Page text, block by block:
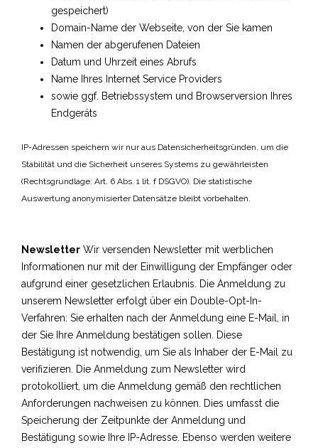
gespeichert)
Domain-Name der Webseite, von der Sie kamen
Namen der abgerufenen Dateien
Datum und Uhrzeit eines Abrufs
Name Ihres Internet Service Providers
sowie ggf. Betriebssystem und Browserversion Ihres
Endgeräts
IP-Adressen speichern wir nur aus Datensicherheitsgründen, um die
Stabilität und die Sicherheit unseres Systems zu gewährleisten
(Rechtsgrundlage: Art. 6 Abs. 1 lit. f DSGVO). Die statistische
Auswertung anonymisierter Datensätze bleibt vorbehalten.
Newsletter Wir versenden Newsletter mit werblichen
Informationen nur mit der Einwilligung der Empfänger oder
aufgrund einer gesetzlichen Erlaubnis.
Die Anmeldung zu
unserem Newsletter erfolgt über ein Double-Opt-In-
Verfahren: Sie erhalten nach der Anmeldung eine E-Mail, in
der Sie Ihre Anmeldung bestätigen sollen.
Diese
Bestätigung ist notwendig, um Sie als Inhaber der E-Mail zu
verifizieren.
Die Anmeldung zum Newsletter wird
protokolliert, um die Anmeldung gemäß den rechtlichen
Anforderungen nachweisen zu können.
Dies umfasst die
Speicherung der Zeitpunkte der Anmeldung und
Bestätigung sowie Ihre IP-Adresse. Ebenso werden weitere